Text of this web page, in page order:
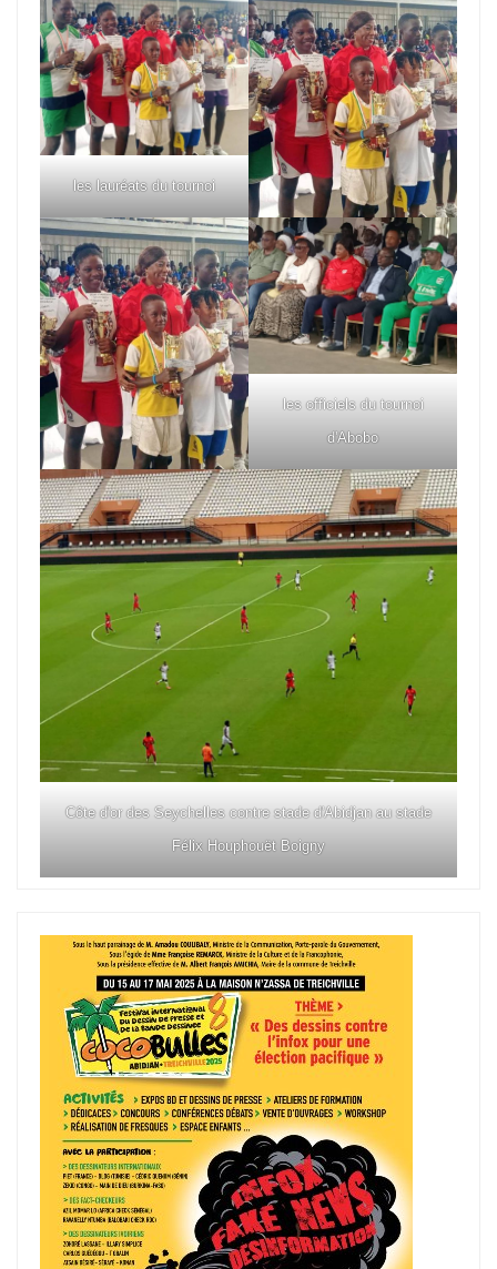
les lauréats du tournoi
les officiels du tournoi
d'Abobo
Côte d'or des Seychelles contre stade d'Abidjan au stade
Félix Houphouët Boigny